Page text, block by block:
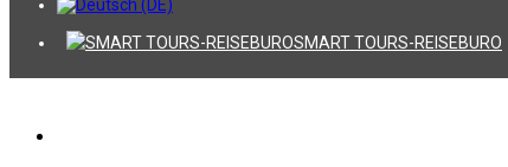
SMART TOURS-REISEBURO